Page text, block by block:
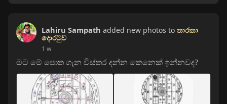
Lahiru Sampath added new photos to තාරකා
දොරටුව
1 w
මට මේ පොත ගැන විස්තර දන්න කෙනෙක් ඉන්නවද?